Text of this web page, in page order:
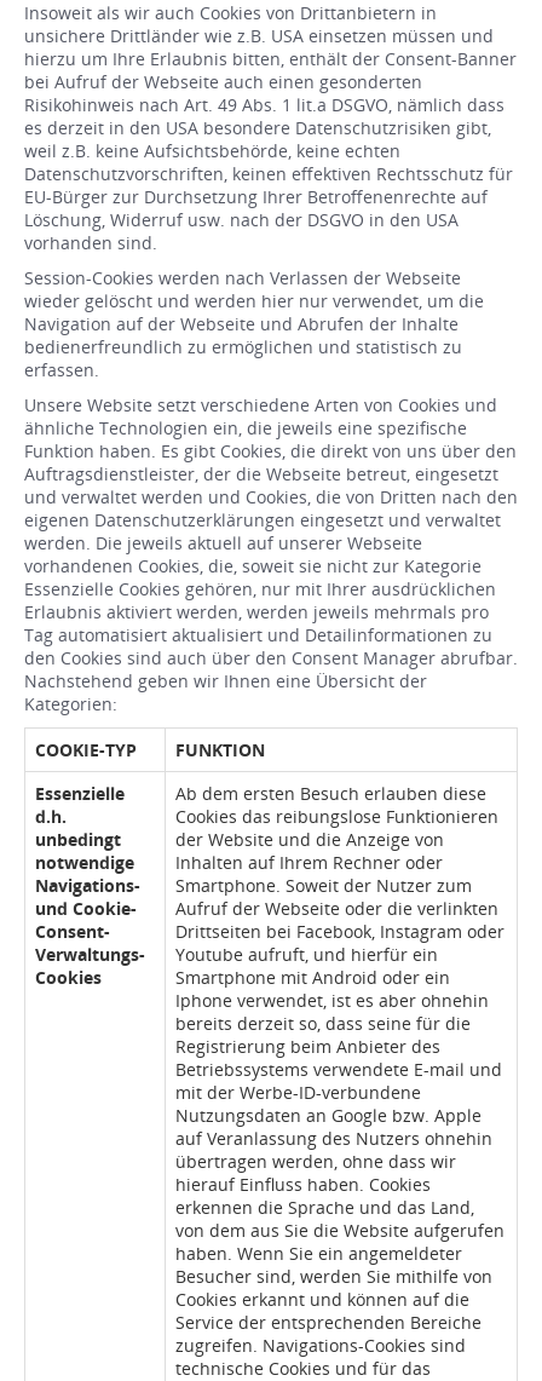
Insoweit als wir auch Cookies von Drittanbietern in
unsichere Drittländer wie z.B. USA einsetzen müssen und
hierzu um Ihre Erlaubnis bitten, enthält der Consent-Banner
bei Aufruf der Webseite auch einen gesonderten
Risikohinweis nach Art. 49 Abs. 1 lit.a DSGVO, nämlich dass
es derzeit in den USA besondere Datenschutzrisiken gibt,
weil z.B. keine Aufsichtsbehörde, keine echten
Datenschutzvorschriften, keinen effektiven Rechtsschutz für
EU-Bürger zur Durchsetzung Ihrer Betroffenenrechte auf
Löschung, Widerruf usw. nach der DSGVO in den USA
vorhanden sind.
Session-Cookies werden nach Verlassen der Webseite
wieder gelöscht und werden hier nur verwendet, um die
Navigation auf der Webseite und Abrufen der Inhalte
bedienerfreundlich zu ermöglichen und statistisch zu
erfassen.
Unsere Website setzt verschiedene Arten von Cookies und
ähnliche Technologien ein, die jeweils eine spezifische
Funktion haben. Es gibt Cookies, die direkt von uns über den
Auftragsdienstleister, der die Webseite betreut, eingesetzt
und verwaltet werden und Cookies, die von Dritten nach den
eigenen Datenschutzerklärungen eingesetzt und verwaltet
werden. Die jeweils aktuell auf unserer Webseite
vorhandenen Cookies, die, soweit sie nicht zur Kategorie
Essenzielle Cookies gehören, nur mit Ihrer ausdrücklichen
Erlaubnis aktiviert werden, werden jeweils mehrmals pro
Tag automatisiert aktualisiert und Detailinformationen zu
den Cookies sind auch über den Consent Manager abrufbar.
Nachstehend geben wir Ihnen eine Übersicht der
Kategorien:
COOKIE-TYP
FUNKTION
Essenzielle
d.h.
unbedingt
notwendige
Navigations-
und Cookie-
Consent-
Verwaltungs-
Cookies
Ab dem ersten Besuch erlauben diese
Cookies das reibungslose Funktionieren
der Website und die Anzeige von
Inhalten auf Ihrem Rechner oder
Smartphone. Soweit der Nutzer zum
Aufruf der Webseite oder die verlinkten
Drittseiten bei Facebook, Instagram oder
Youtube aufruft, und hierfür ein
Smartphone mit Android oder ein
Iphone verwendet, ist es aber ohnehin
bereits derzeit so, dass seine für die
Registrierung beim Anbieter des
Betriebssystems verwendete E-mail und
mit der Werbe-ID-verbundene
Nutzungsdaten an Google bzw. Apple
auf Veranlassung des Nutzers ohnehin
übertragen werden, ohne dass wir
hierauf Einfluss haben. Cookies
erkennen die Sprache und das Land,
von dem aus Sie die Website aufgerufen
haben. Wenn Sie ein angemeldeter
Besucher sind, werden Sie mithilfe von
Cookies erkannt und können auf die
Service der entsprechenden Bereiche
zugreifen. Navigations-Cookies sind
technische Cookies und für das